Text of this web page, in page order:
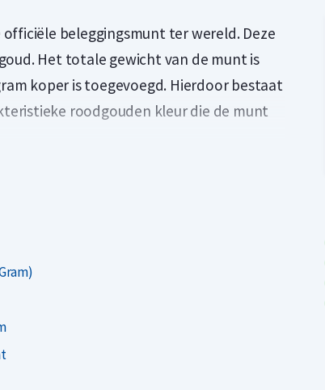
beleggingsmunt ter wereld. Deze
Het totale gewicht van de munt is
koper is toegevoegd. Hierdoor bestaat
roodgouden kleur die de munt
doet deze qua waarde niet onder
kleur en het feit dat de munt
munt tegen een aantrekkelijke prijs.
Wereldwijd zijn inmiddels